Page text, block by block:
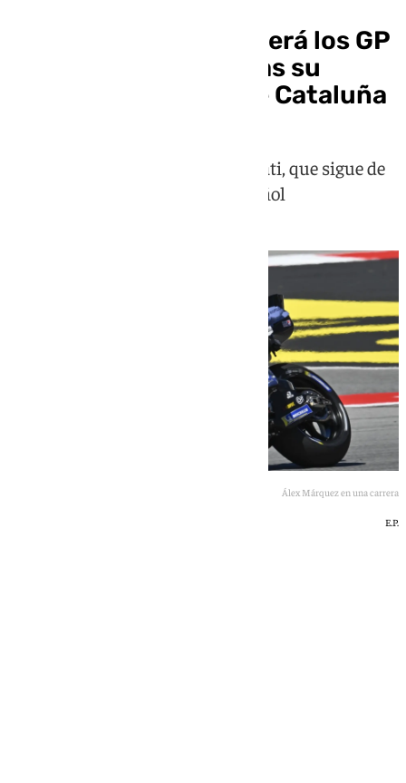
Álex Márquez se perderá los GP
de Italia y Hungría tras su
accidente en el GP de Cataluña
Lo ha anunciado este jueves Ducati, que sigue de
cerca la evolución del piloto español
Álex Márquez en una carrera
E.P.